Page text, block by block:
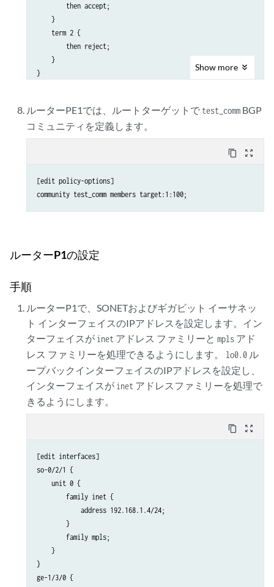
        then accept;
    }
    term 2 {
        then reject;
    }
Show more
ルーターPE1では、ルートターゲットで test_comm BGP
コミュニティを定義します。
content_copy zoom_out_map
[edit policy-options]
ルーターP1の設定
手順
ルーターP1で、SONETおよびギガビット イーサネッ
ト インターフェイスのIPアドレスを設定します。イン
ターフェイスが inet アドレス ファミリーとmpls アド
レス ファミリーを処理できるようにします。 lo0.0 ル
ープバックインターフェイスのIPアドレスを設定し、
インターフェイスが inet アドレスファミリーを処理で
きるようにします。
content_copy zoom_out_map
[edit interfaces]
so-0/2/1 {
    unit 0 {
        family inet {
            address 192.168.1.4/24;
        }
        family mpls;
    }
}
ge-1/3/0 {